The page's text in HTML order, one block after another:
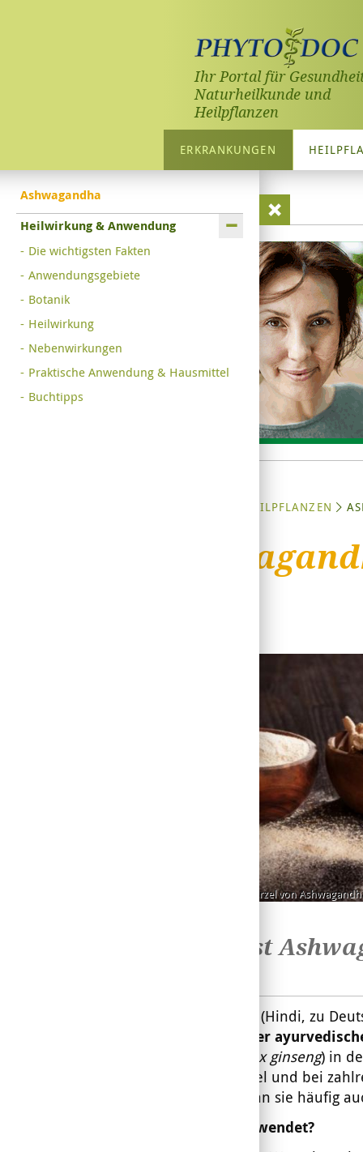
Ihr Portal für
Naturheilkunde und
Heilpflanzen
ERKRANKUNGEN
HEILPFLANZEN
Genutzt wird die Wurzel von
Ashwagandha
Heilwirkung & Anwendung
Die wichtigsten Fakten
Anwendungsgebiete
Botanik
Heilwirkung
Nebenwirkungen
Praktische Anwendung & Hausmittel
Buchtipps
Was ist
Ashwagandha (Hindi, zu
Heilpflanze der
Panax ginseng) in
Stärkungsmittel und bei
bezeichnet man sie häufig
Was wird verwendet?